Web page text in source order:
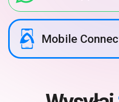
Mobile